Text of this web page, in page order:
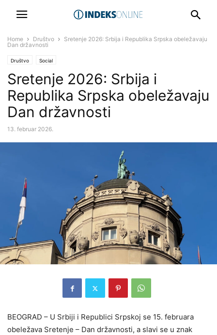
Home Društvo
Sretenje 2026: Srbija i Republika Srpska obeležavaju
Dan državnosti
Društvo Social
Sretenje 2026: Srbija i
Republika Srpska obeležavaju
Dan državnosti
13. februar 2026.
BEOGRAD – U Srbiji i Republici Srpskoj se 15. februara
obeležava Sretenje – Dan državnosti, a slavi se u znak